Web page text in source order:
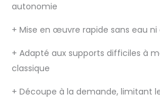
autonomie
+ Mise en œuvre rapide sans eau ni
+ Adapté aux supports difficiles à
classique
+ Découpe à la demande, limitant